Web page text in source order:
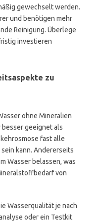
gewechselt werden.
und benötigen mehr
Reinigung. Überlege
investieren
zu
ohne Mineralien
geeignet als
fast alle
kann. Andererseits
Wasser belassen, was
von
Wasserqualität je nach
oder ein Testkit